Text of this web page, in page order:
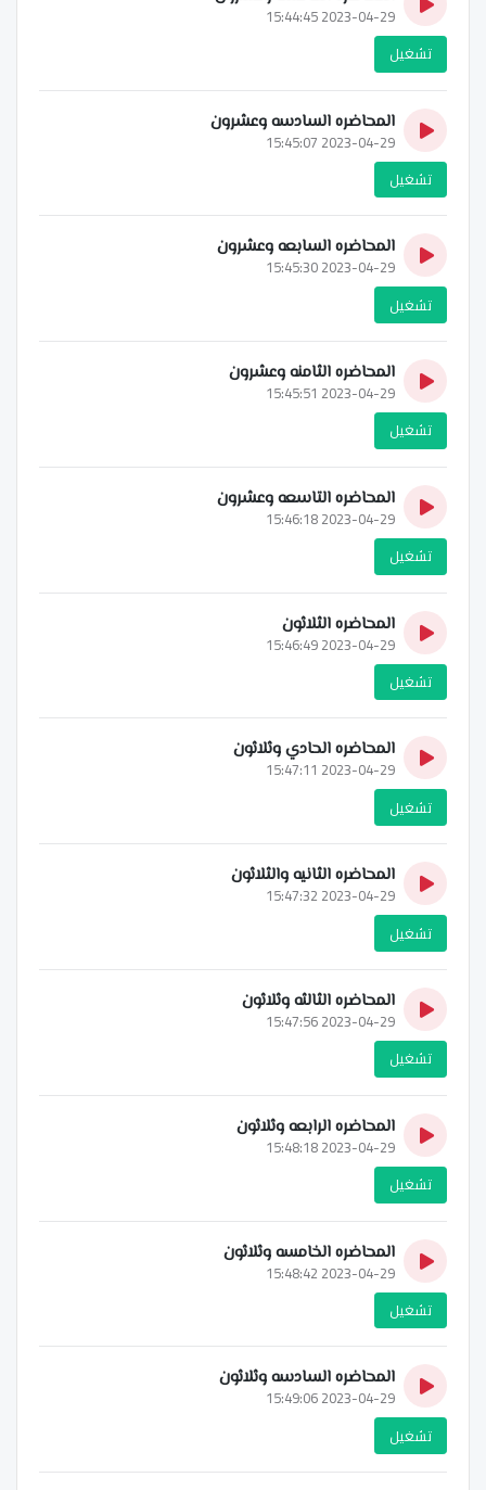
2023-04-29 15:44:45
تشغيل
المحاضره السادسه وعشرون
2023-04-29 15:45:07
تشغيل
المحاضره السابعه وعشرون
2023-04-29 15:45:30
تشغيل
المحاضره الثامنه وعشرون
2023-04-29 15:45:51
تشغيل
المحاضره التاسعه وعشرون
2023-04-29 15:46:18
تشغيل
المحاضره الثلاثون
2023-04-29 15:46:49
تشغيل
المحاضره الحادي وثلاثون
2023-04-29 15:47:11
تشغيل
المحاضره الثانيه والثلاثون
2023-04-29 15:47:32
تشغيل
المحاضره الثالثه وثلاثون
2023-04-29 15:47:56
تشغيل
المحاضره الرابعه وثلاثون
2023-04-29 15:48:18
تشغيل
المحاضره الخامسه وثلاثون
2023-04-29 15:48:42
تشغيل
المحاضره السادسه وثلاثون
2023-04-29 15:49:06
تشغيل